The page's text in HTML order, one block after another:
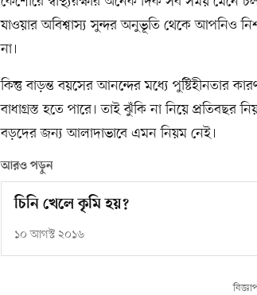
যাওয়ার অবিশ্বাস্য সুন্দর অনুভূতি থেকে আপনিও
না।
কিন্তু বাড়ন্ত বয়সের আনন্দের মধ্যে পুষ্টিহীনতার
বাধাগ্রস্ত হতে পারে। তাই ঝুঁকি না নিয়ে
বড়দের জন্য আলাদাভাবে এমন নিয়ম নেই।
আরও পড়ুন
চিনি খেলে কৃমি হয়?
১০ আগস্ট ২০১৬